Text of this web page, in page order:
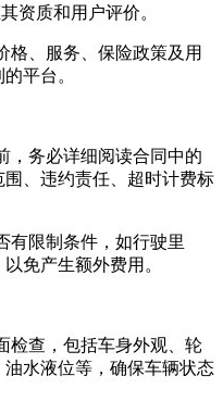
资质和用户评价。
格、服务、保险政策及用
平台。
，务必详细阅读合同中的
、违约责任、超时计费标
有限制条件，如行驶里
免产生额外费用。
检查，包括车身外观、轮
水液位等，确保车辆状态